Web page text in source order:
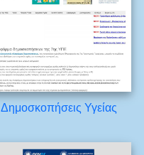
Δημοσκοπήσεις Υγείας